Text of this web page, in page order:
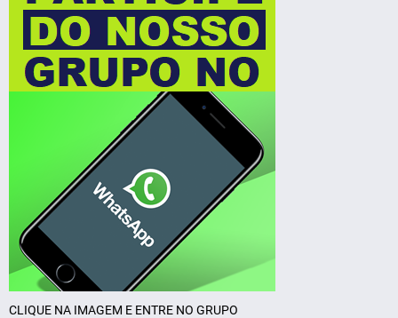
CLIQUE NA IMAGEM E ENTRE NO GRUPO